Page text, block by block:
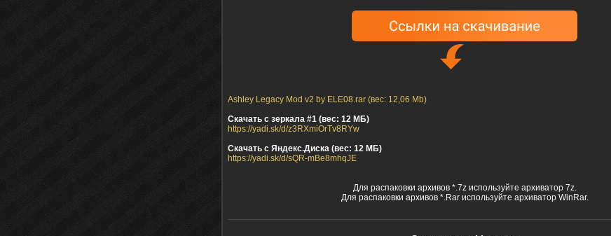
Ashley Legacy Mod v2 by ELE08.rar (вес: 12,06 Mb)
Скачать с зеркала #1 (вес: 12 МБ)
https://yadi.sk/d/z3RXmiOrTv8RYw
Скачать с Яндекс.Диска (вес: 12 МБ)
https://yadi.sk/d/sQR-mBe8mhqJE
Для распаковки архивов *.7z используйте архиватор 7z.
Для распаковки архивов *.Rar используйте архиватор WinRar.